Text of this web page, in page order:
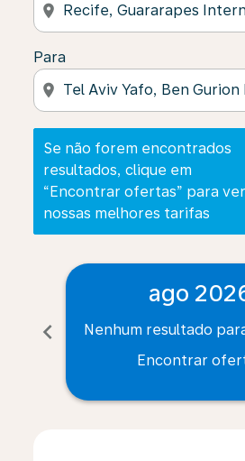
location_on
Para
location_on
Se não forem encontrados
resultados, clique em
“Encontrar ofertas” para ver
nossas melhores tarifas
chevron_left
ago
Nenhum resultado
Encontrar